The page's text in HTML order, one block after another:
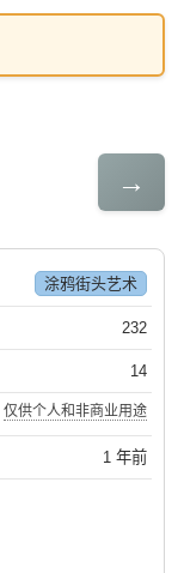
→
涂鸦街头艺术
232
14
仅供个人和非商业用途
1 年前